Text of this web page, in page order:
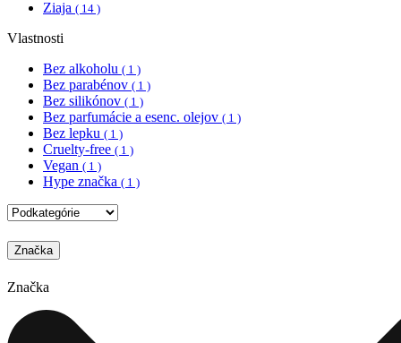
Ziaja ( 14 )
Vlastnosti
Bez alkoholu ( 1 )
Bez parabénov ( 1 )
Bez silikónov ( 1 )
Bez parfumácie a esenc. olejov ( 1 )
Bez lepku ( 1 )
Cruelty-free ( 1 )
Vegan ( 1 )
Hype značka ( 1 )
Značka
Značka